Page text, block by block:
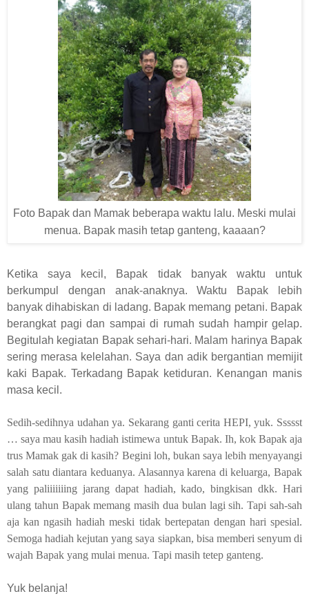
Foto Bapak dan Mamak beberapa waktu lalu. Meski mulai
menua. Bapak masih tetap ganteng, kaaaan?
Ketika saya kecil, Bapak tidak banyak waktu untuk
berkumpul dengan anak-anaknya. Waktu Bapak lebih
banyak dihabiskan di ladang. Bapak memang petani. Bapak
berangkat pagi dan sampai di rumah sudah hampir gelap.
Begitulah kegiatan Bapak sehari-hari. Malam harinya Bapak
sering merasa kelelahan. Saya dan adik bergantian memijit
kaki Bapak. Terkadang Bapak ketiduran. Kenangan manis
masa kecil.
Sedih-sedihnya udahan ya. Sekarang ganti cerita HEPI, yuk. Ssssst
… saya mau kasih hadiah istimewa untuk Bapak. Ih, kok Bapak aja
trus Mamak gak di kasih? Begini loh, bukan saya lebih menyayangi
salah satu diantara keduanya. Alasannya karena di keluarga, Bapak
yang paliiiiiiing jarang dapat hadiah, kado, bingkisan dkk. Hari
ulang tahun Bapak memang masih dua bulan lagi sih. Tapi sah-sah
aja kan ngasih hadiah meski tidak bertepatan dengan hari spesial.
Semoga hadiah kejutan yang saya siapkan, bisa memberi senyum di
wajah Bapak yang mulai menua. Tapi masih tetep ganteng.
Yuk belanja!